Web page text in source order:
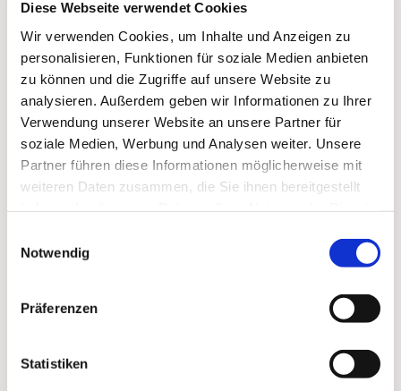
Diese Webseite verwendet Cookies
Wir verwenden Cookies, um Inhalte und Anzeigen zu
personalisieren, Funktionen für soziale Medien anbieten
zu können und die Zugriffe auf unsere Website zu
analysieren. Außerdem geben wir Informationen zu Ihrer
Verwendung unserer Website an unsere Partner für
soziale Medien, Werbung und Analysen weiter. Unsere
Partner führen diese Informationen möglicherweise mit
weiteren Daten zusammen, die Sie ihnen bereitgestellt
Notwendig
Präferenzen
Statistiken